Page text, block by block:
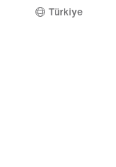
Türkiye